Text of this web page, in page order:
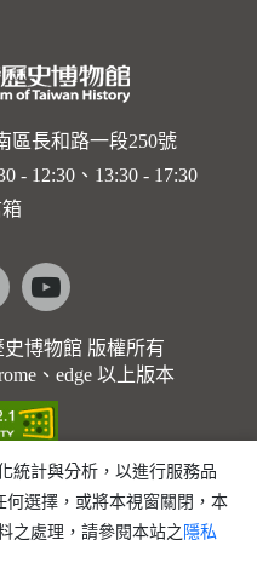
區長和路一段250號
- 12:30、13:30 - 17:30
instagramyoutube
史博物館 版權所有
、edge 以上版本
統計與分析，以進行服務品
選擇，或將本視窗關閉，本
之處理，請參閱本站之 隱私